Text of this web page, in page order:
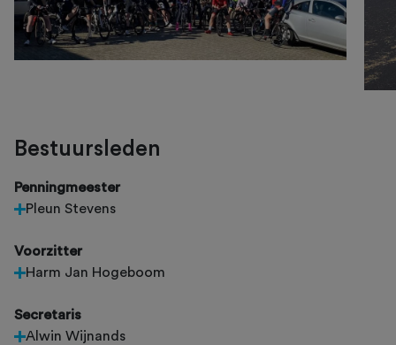
Bestuursleden
Penningmeester
Pleun Stevens
Voorzitter
Harm Jan Hogeboom
Secretaris
Alwin Wijnands